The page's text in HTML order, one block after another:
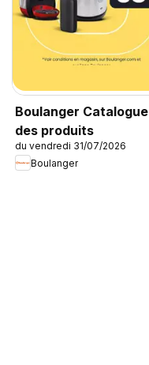
Boulanger Catalogue
des produits
du vendredi 31/07/2026
Boulanger